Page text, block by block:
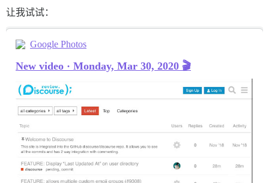
让我试试：
Google Photos
New video · Monday, Mar 30, 2020 🎬